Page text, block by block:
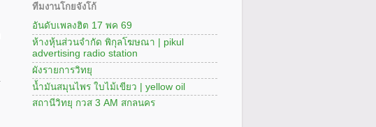
ทีมงานโกยจังโก้
อันดับเพลงฮิต 17 พค 69
ห้างหุ้นส่วนจำกัด พิกุลโฆษณา | pikul
advertising radio station
ผังรายการวิทยุ
น้ำมันสมุนไพร ใบไม้เขียว | yellow oil
สถานีวิทยุ กวส 3 AM สกลนคร